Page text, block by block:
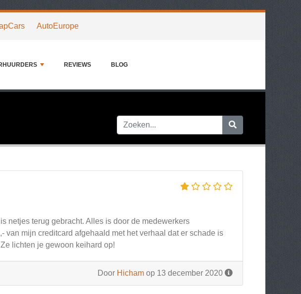
AutoEurope
REVIEWS BLOG
netjes terug gebracht. Alles is door de medewerkers
van mijn creditcard afgehaald met het verhaal dat er schade is
lichten je gewoon keihard op!
Door Hicham op 13 december 2020